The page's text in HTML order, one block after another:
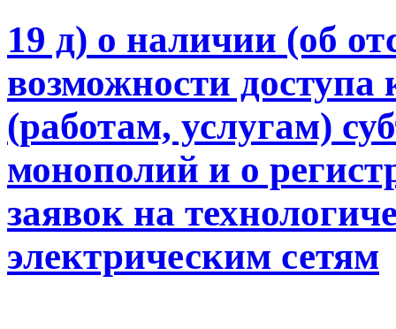
19 д) о наличии (об
возможности
(работам, услугам)
монополий и о
заявок на
электрическим сетям